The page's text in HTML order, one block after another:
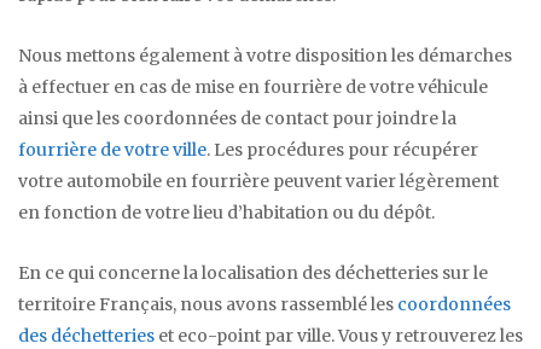
Nous mettons également à votre disposition les démarches
à effectuer en cas de mise en fourrière de votre véhicule
ainsi que les coordonnées de contact pour joindre la
fourrière de votre ville. Les procédures pour récupérer
votre automobile en fourrière peuvent varier légèrement
en fonction de votre lieu d’habitation ou du dépôt.
En ce qui concerne la localisation des déchetteries sur le
territoire Français, nous avons rassemblé les coordonnées
des déchetteries et eco-point par ville. Vous y retrouverez les